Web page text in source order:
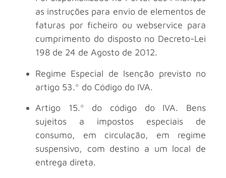
as instruções para envio de elementos de
faturas por ficheiro ou webservice para
cumprimento do disposto no Decreto-Lei
198 de 24 de Agosto de 2012.
Regime Especial de Isenção previsto no
artigo 53.º do Código do IVA.
Artigo 15.º do código do IVA. Bens
sujeitos a impostos especiais de
consumo, em circulação, em regime
suspensivo, com destino a um local de
entrega direta.